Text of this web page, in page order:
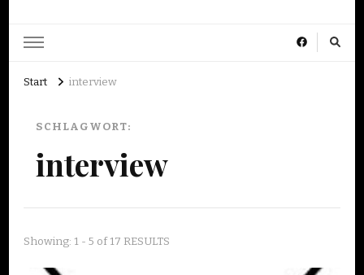
Start interview
SCHLAGWORT:
interview
Showing: 1 - 5 of 17 RESULTS